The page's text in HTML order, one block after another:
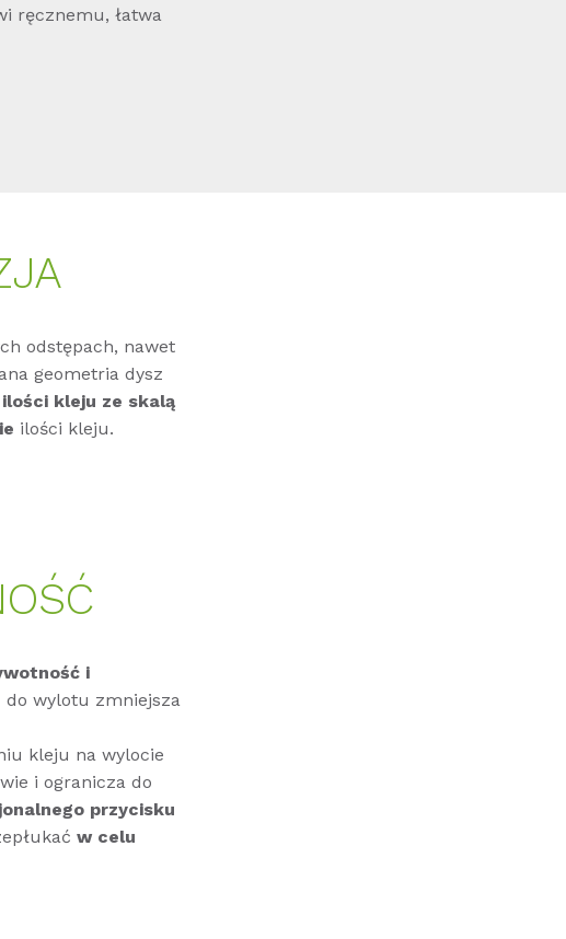
ręcznemu, łatwa
odstępach, nawet
geometria dysz
kleju ze skalą
ilości kleju.
i
do wylotu zmniejsza
kleju na wylocie
i ogranicza do
przycisku
w celu